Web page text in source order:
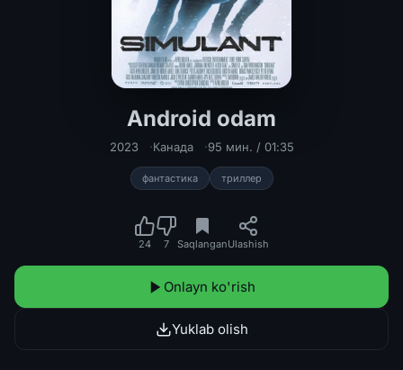
Android odam
Android odam Uzbek tilida 2023
2023 Канада 95 мин. / 01:35
фантастика триллер
24 7 SaqlanganUlashish
Onlayn ko'rish
Yuklab olish